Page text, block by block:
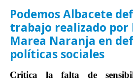
Podemos Albacete
trabajo realizado por
Marea Naranja en
políticas sociales
Critica la falta de